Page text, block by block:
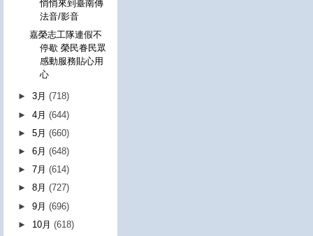
悄悄來到臺南傳
法音/影音
嘉榮志工隊連假不
停歇 榮民眷民眾
感動服務貼心用
心
►3月(718)
►4月(644)
►5月(660)
►6月(648)
►7月(614)
►8月(727)
►9月(696)
► 10月(618)